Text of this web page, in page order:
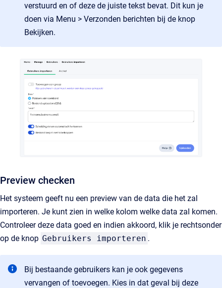
verstuurd en of deze de juiste tekst bevat. Dit kun je
doen via Menu > Verzonden berichten bij de knop
Bekijken.
Preview checken
Het systeem geeft nu een preview van de data die het zal
importeren. Je kunt zien in welke kolom welke data zal komen.
Controleer deze data goed en indien akkoord, klik je rechtsonder
op de knop Gebruikers importeren .
Bij bestaande gebruikers kan je ook gegevens
vervangen of toevoegen. Kies in dat geval bij deze